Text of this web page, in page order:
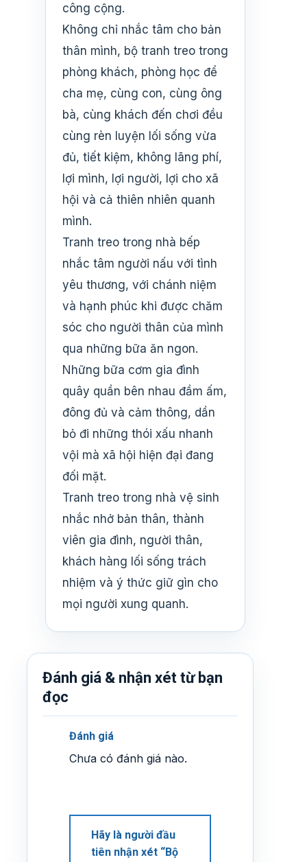
công cộng.
Không chỉ nhắc tâm cho bản
thân mình, bộ tranh treo trong
phòng khách, phòng học để
cha mẹ, cùng con, cùng ông
bà, cùng khách đến chơi đều
cùng rèn luyện lối sống vừa
đủ, tiết kiệm, không lãng phí,
lợi mình, lợi người, lợi cho xã
hội và cả thiên nhiên quanh
mình.
Tranh treo trong nhà bếp
nhắc tâm người nấu với tình
yêu thương, với chánh niệm
và hạnh phúc khi được chăm
sóc cho người thân của mình
qua những bữa ăn ngon.
Những bữa cơm gia đình
quây quần bên nhau đầm ấm,
đông đủ và cảm thông, dần
bỏ đi những thói xấu nhanh
vội mà xã hội hiện đại đang
đối mặt.
Tranh treo trong nhà vệ sinh
nhắc nhở bản thân, thành
viên gia đình, người thân,
khách hàng lối sống trách
nhiệm và ý thức giữ gìn cho
mọi người xung quanh.
Đánh giá & nhận xét từ bạn
đọc
Đánh giá
Chưa có đánh giá nào.
Hãy là người đầu
tiên nhận xét “Bộ